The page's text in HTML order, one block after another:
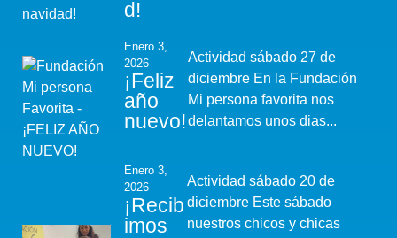
d!
Enero 3,
2026
¡Feliz
año
nuevo!
Actividad sábado 27 de
diciembre En la Fundación
Mi persona favorita nos
delantamos unos dias...
Enero 3,
2026
¡Recib
imos
Actividad sábado 20 de
diciembre Este sábado
nuestros chicos y chicas